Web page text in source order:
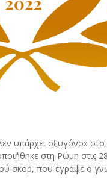
υπάρχει οξυγόνο» στο
στη Ρώμη στις 28
σκορ, που έγραψε ο